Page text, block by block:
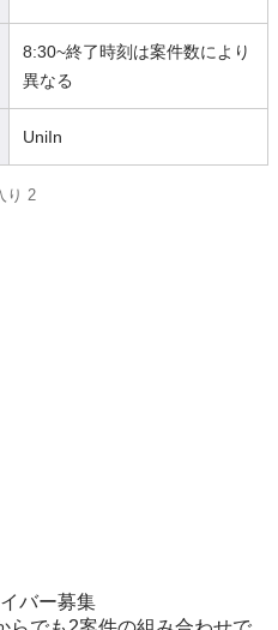
8:30~終了時刻は案件数により
異なる
UniIn
り 2
バー募集